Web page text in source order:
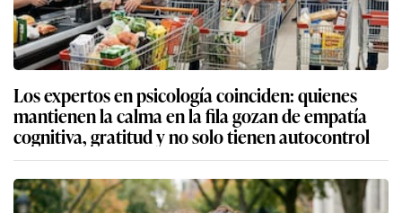
Los expertos en psicología coinciden: quienes
mantienen la calma en la fila gozan de empatía
cognitiva, gratitud y no solo tienen autocontrol